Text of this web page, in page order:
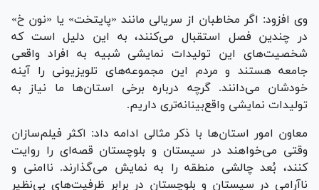
وی افزود: اگر مخاطبان از سریالی مانند «پایتخت» یا «نون خ»
در چندین فصل استقبال می‌کنند، به این دلیل است که
شخصیت‌های این تولیدات نمایشی شبیه به افراد واقعی
جامعه هستند و مردم این مجموعه‌های تلویزیونی را آینه
خودشان می‌دانند. گرچه درباره برخی استان‌ها ما نیاز به
تولیدات نمایشی واقع‌بینانه‌تری داریم.
معاون امور استان‌ها با ذکر مثالی ادامه داد: اکثر فیلم‌سازان
وقتی می‌خواهند در سیستان و بلوچستان قصه‌ای را روایت
کنند، بُعد چالشی منطقه را به نمایش می‌گذارند. ناامنی و
ناآرامی در سیستان و بلوچستان در برابر ظرفیت‌های بی‌نظیر